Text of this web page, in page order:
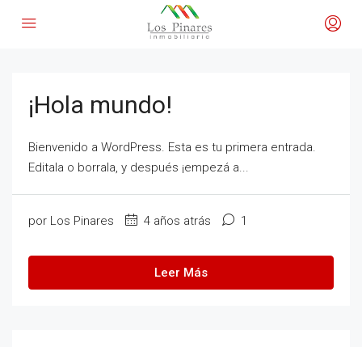
¡Hola mundo!
Bienvenido a WordPress. Esta es tu primera entrada.
Editala o borrala, y después ¡empezá a...
por Los Pinares 4 años atrás 1
Leer Más